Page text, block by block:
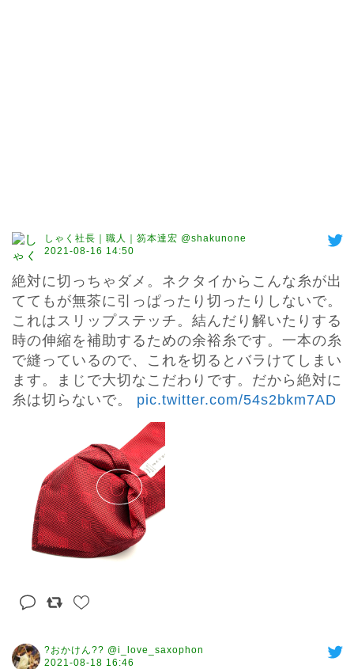
しゃく社長｜職人｜笏本達宏 @shakunone
2021-08-16 14:50
絶対に切っちゃダメ。ネクタイからこんな糸が出
ててもが無茶に引っぱったり切ったりしないで。
これはスリップステッチ。結んだり解いたりする
時の伸縮を補助するための余裕糸です。一本の糸
で縫っているので、これを切るとバラけてしまい
ます。まじで大切なこだわりです。だから絶対に
糸は切らないで。 pic.twitter.com/54s2bkm7AD
?おかけん?? @i_love_saxophon
2021-08-18 16:46